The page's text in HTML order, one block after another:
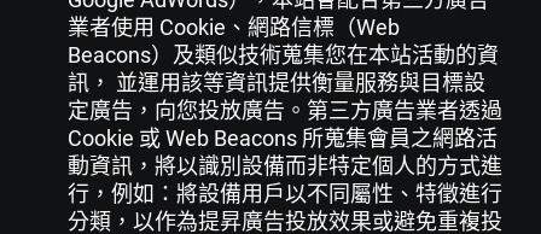
業者使用 Cookie、網路信標（Web
Beacons）及類似技術蒐集您在本站活動的資
訊， 並運用該等資訊提供衡量服務與目標設
定廣告，向您投放廣告。第三方廣告業者透過
Cookie 或 Web Beacons 所蒐集會員之網路活
動資訊，將以識別設備而非特定個人的方式進
行，例如：將設備用戶以不同屬性、特徵進行
分類，以作為提昇廣告投放效果或避免重複投